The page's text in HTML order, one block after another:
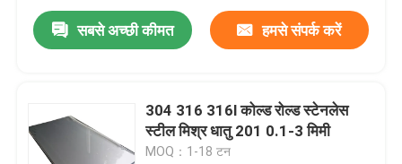
सबसे अच्छी कीमत हमसे संपर्क करें
304 316 316l कोल्ड रोल्ड स्टेनलेस
स्टील मिश्र धातु 201 0.1-3 मिमी
MOQ：1-18 टन